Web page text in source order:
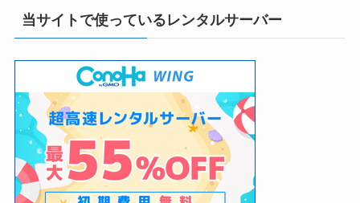
イ
当サイトで使っているレンタルサーバー